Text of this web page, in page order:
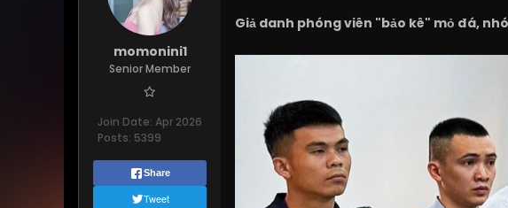
momonini1
Senior Member
Join Date: Apr 2026
Posts: 5399
Share
Tweet
Giả danh phóng viên "bảo kê" mỏ đá,